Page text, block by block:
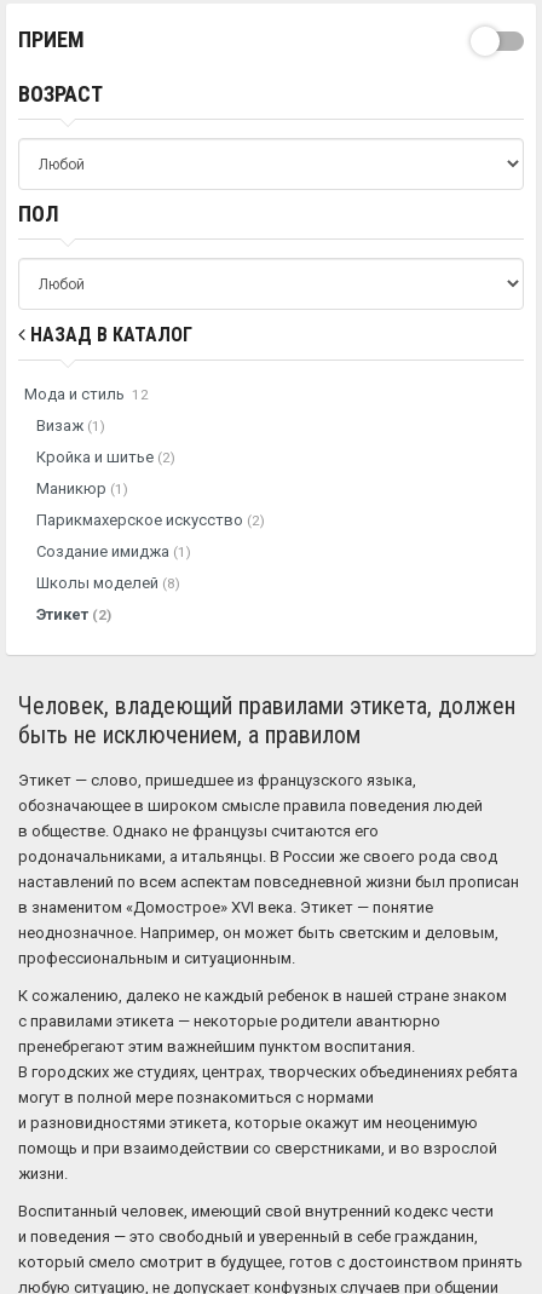
ПРИЕМ
ВОЗРАСТ
ПОЛ
НАЗАД В КАТАЛОГ
Мода и стиль 12
Визаж (1)
Кройка и шитье (2)
Маникюр (1)
Парикмахерское искусство (2)
Создание имиджа (1)
Школы моделей (8)
Этикет (2)
Человек, владеющий правилами этикета, должен
быть не исключением, а правилом
Этикет — слово, пришедшее из французского языка,
обозначающее в широком смысле правила поведения людей
в обществе. Однако не французы считаются его
родоначальниками, а итальянцы. В России же своего рода свод
наставлений по всем аспектам повседневной жизни был прописан
в знаменитом «Домострое» XVI века. Этикет — понятие
неоднозначное. Например, он может быть светским и деловым,
профессиональным и ситуационным.
К сожалению, далеко не каждый ребенок в нашей стране знаком
с правилами этикета — некоторые родители авантюрно
пренебрегают этим важнейшим пунктом воспитания.
В городских же студиях, центрах, творческих объединениях ребята
могут в полной мере познакомиться с нормами
и разновидностями этикета, которые окажут им неоценимую
помощь и при взаимодействии со сверстниками, и во взрослой
жизни.
Воспитанный человек, имеющий свой внутренний кодекс чести
и поведения — это свободный и уверенный в себе гражданин,
который смело смотрит в будущее, готов с достоинством принять
любую ситуацию, не допускает конфузных случаев при общении